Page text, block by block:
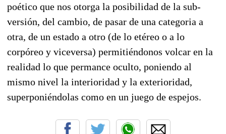
poético que nos otorga la posibilidad de la sub-
versión, del cambio, de pasar de una categoria a
otra, de un estado a otro (de lo etéreo o a lo
corpóreo y viceversa) permitiéndonos volcar en la
realidad lo que permance oculto, poniendo al
mismo nivel la interioridad y la exterioridad,
superponiéndolas como en un juego de espejos.